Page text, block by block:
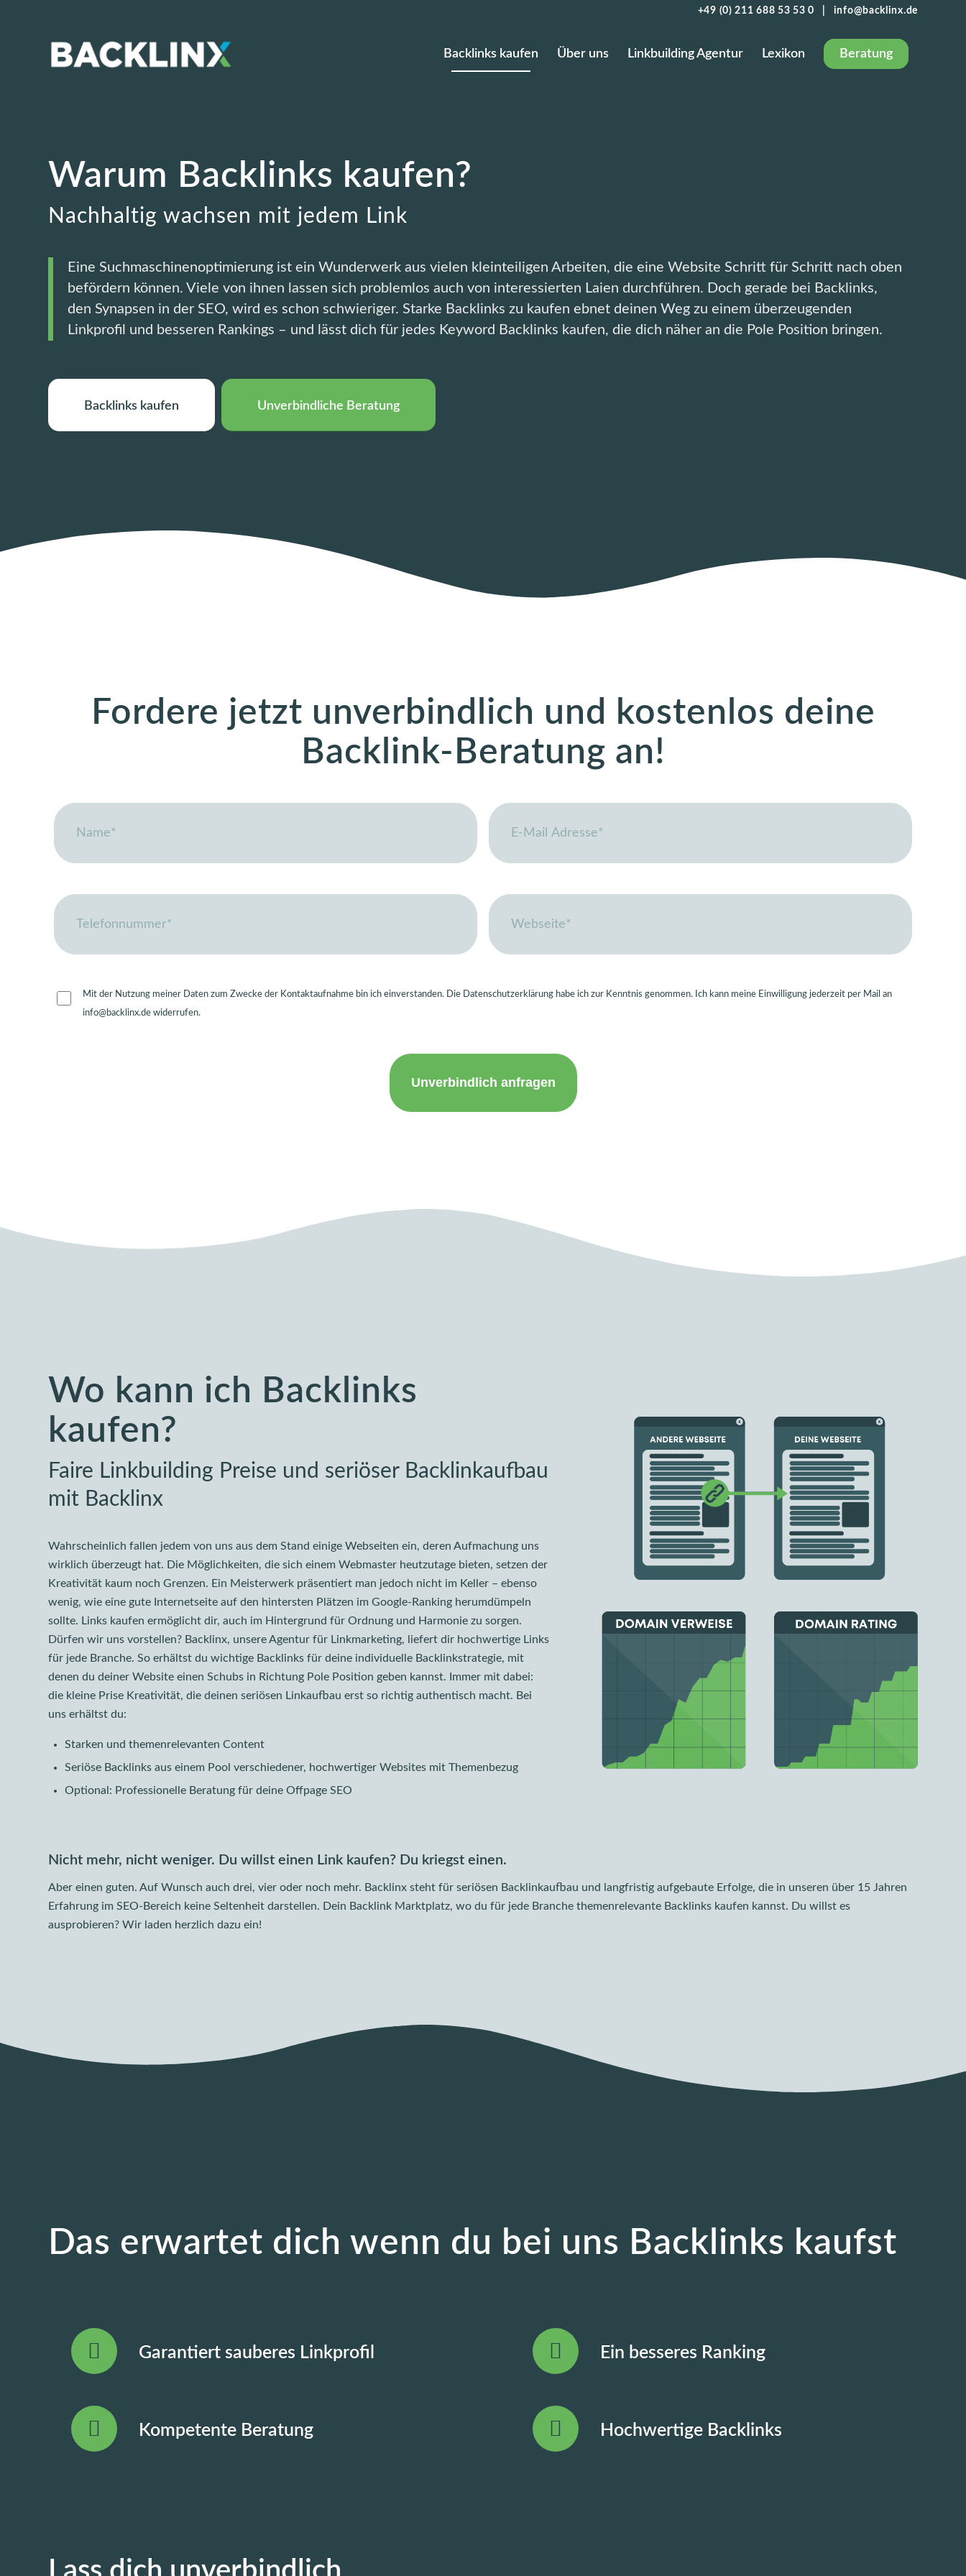
+49 (0) 211 688 53 53 0 info@backlinx.de
Backlinks kaufen Über uns Linkbuilding Agentur Lexikon Beratung
Warum Backlinks kaufen?
Nachhaltig wachsen mit jedem Link
Eine Suchmaschinenoptimierung ist ein Wunderwerk aus vielen kleinteiligen Arbeiten, die eine Website Schritt für Schritt nach oben
befördern können. Viele von ihnen lassen sich problemlos auch von interessierten Laien durchführen. Doch gerade bei Backlinks,
den Synapsen in der SEO, wird es schon schwieriger. Starke Backlinks zu kaufen ebnet deinen Weg zu einem überzeugenden
Linkprofil und besseren Rankings – und lässt dich für jedes Keyword Backlinks kaufen, die dich näher an die Pole Position bringen.
Backlinks kaufen Unverbindliche Beratung
Fordere jetzt unverbindlich und kostenlos deine
Backlink-Beratung an!
Mit der Nutzung meiner Daten zum Zwecke der Kontaktaufnahme bin ich einverstanden. Die Datenschutzerklärung habe ich zur Kenntnis genommen. Ich kann meine Einwilligung jederzeit per Mail an
info@backlinx.de widerrufen.
Wo kann ich Backlinks
kaufen?
Faire Linkbuilding Preise und seriöser Backlinkaufbau
mit Backlinx
Wahrscheinlich fallen jedem von uns aus dem Stand einige Webseiten ein, deren Aufmachung uns
wirklich überzeugt hat. Die Möglichkeiten, die sich einem Webmaster heutzutage bieten, setzen der
Kreativität kaum noch Grenzen. Ein Meisterwerk präsentiert man jedoch nicht im Keller – ebenso
wenig, wie eine gute Internetseite auf den hintersten Plätzen im Google-Ranking herumdümpeln
sollte. Links kaufen ermöglicht dir, auch im Hintergrund für Ordnung und Harmonie zu sorgen.
Dürfen wir uns vorstellen? Backlinx, unsere Agentur für Linkmarketing, liefert dir hochwertige Links
für jede Branche. So erhältst du wichtige Backlinks für deine individuelle Backlinkstrategie, mit
denen du deiner Website einen Schubs in Richtung Pole Position geben kannst. Immer mit dabei:
die kleine Prise Kreativität, die deinen seriösen Linkaufbau erst so richtig authentisch macht. Bei
uns erhältst du:
Starken und themenrelevanten Content
Seriöse Backlinks aus einem Pool verschiedener, hochwertiger Websites mit Themenbezug
Optional: Professionelle Beratung für deine Offpage SEO
Nicht mehr, nicht weniger. Du willst einen Link kaufen? Du kriegst einen.
Aber einen guten. Auf Wunsch auch drei, vier oder noch mehr. Backlinx steht für seriösen Backlinkaufbau und langfristig aufgebaute Erfolge, die in unseren über 15 Jahren
Erfahrung im SEO-Bereich keine Seltenheit darstellen. Dein Backlink Marktplatz, wo du für jede Branche themenrelevante Backlinks kaufen kannst. Du willst es
ausprobieren? Wir laden herzlich dazu ein!
Das erwartet dich wenn du bei uns Backlinks kaufst
Garantiert sauberes Linkprofil
Kompetente Beratung
Ein besseres Ranking
Hochwertige Backlinks